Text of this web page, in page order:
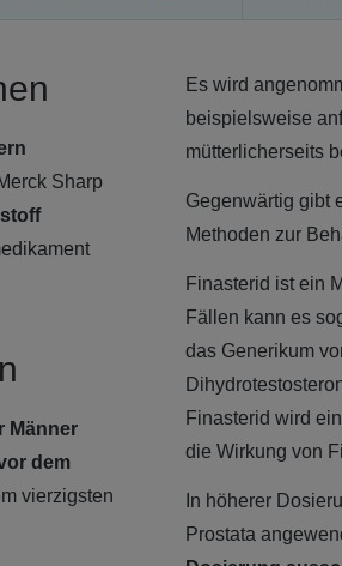
Sharp
Männer
dem
vierzigsten
Es wird
beispielsweise
mütterlicherseits
Gegenwärtig gibt
Methoden zur
Finasterid ist ein
Fällen kann es
das Generikum
Finasterid wird
die Wirkung von
In höherer
Prostata